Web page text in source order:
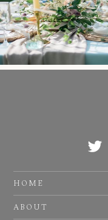
HOME
ABOUT